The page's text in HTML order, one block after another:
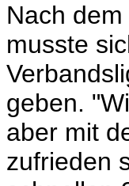
Nach
musste
geben.
aber mit
zufrieden